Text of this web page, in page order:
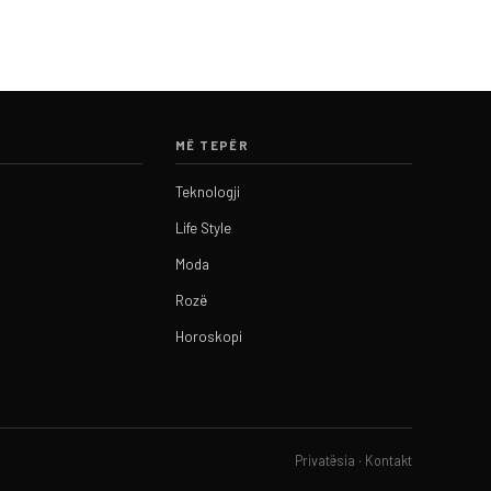
MË TEPËR
Teknologji
Life Style
Moda
Rozë
Horoskopi
Privatësia · Kontakt